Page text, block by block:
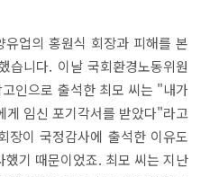
업의 홍원식 회장과 피해를 본
습니다. 이날 국회환경노동위원
인으로 출석한 최모 씨는 "내가
게 임신 포기각서를 받았다"라고
장이 국정감사에 출석한 이유도
기 때문이었죠. 최모 씨는 지난